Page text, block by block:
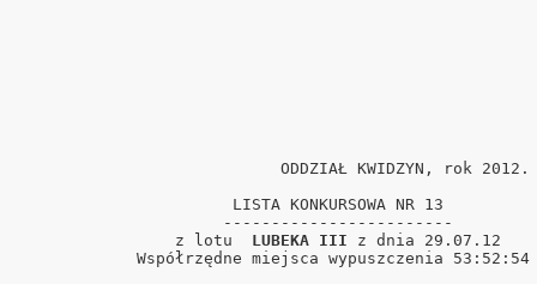
ODDZIAŁ
LISTA
                z lotu
LUBEKA III z dnia
Współrzędne miejsca wypuszczenia